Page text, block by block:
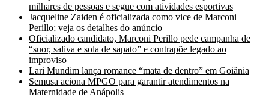
milhares de pessoas e segue com atividades esportivas
Jacqueline Zaiden é oficializada como vice de Marconi
Perillo; veja os detalhes do anúncio
Oficializado candidato, Marconi Perillo pede campanha de
“suor, saliva e sola de sapato” e contrapõe legado ao
improviso
Lari Mundim lança romance “mata de dentro” em Goiânia
Semusa aciona MPGO para garantir atendimentos na
Maternidade de Anápolis